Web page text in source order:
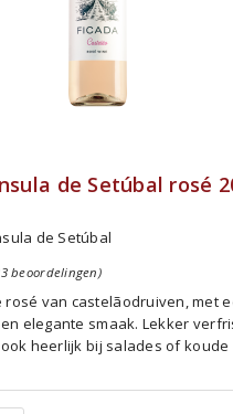
de Setúbal rosé
de Setúbal
beoordelingen)
rosé van castelãodruiven, met
elegante smaak. Lekker
heerlijk bij salades of koude